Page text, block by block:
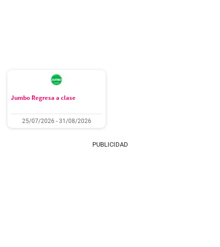
Jumbo Regresa a clase
25/07/2026 - 31/08/2026
PUBLICIDAD